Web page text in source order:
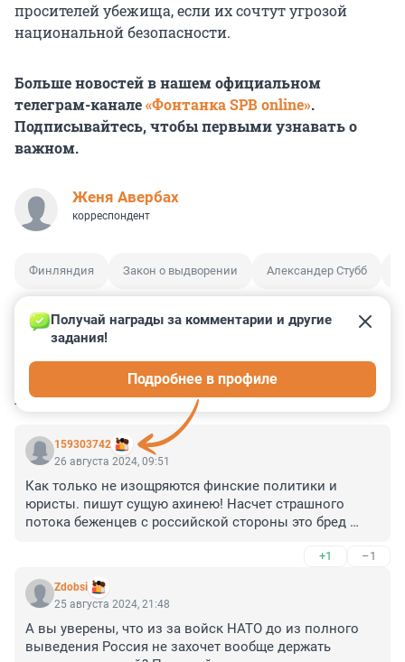
просителей убежища, если их сочтут угрозой
национальной безопасности.
Больше новостей в нашем официальном
телеграм-канале«Фонтанка SPB online».
Подписывайтесь, чтобы первыми узнавать о
важном.
Женя Авербах
корреспондент
Финляндия Закон о выдворении Александер Стубб
КОММЕНТАРИИ 13
159303742
Получай награды за комментарии и другие
задания!
Подробнее в профиле
26 августа 2024, 09:51
Как только не изощряются финские политики и
юристы. пишут сущую ахинею! Насчет страшного
потока беженцев с российской стороны это бред
путь по Сайменскому каналу и они были вынуждены
согласовать движение судов по участку который
принадлежит России, пообещав, что взамен откроют
морскую границу для россиян. Но опять "обманули"!
Теперь они опять дразнят россиян, что якобы
откроют пропускные пункты. Значит им что-то надо
+1 –1
Zdobsi
25 августа 2024, 21:48
А вы уверены, что из за войск НАТО до из полного
выведения Россия не захочет вообще держать